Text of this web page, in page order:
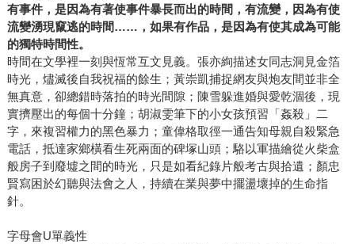
有事件，是因為有著使事件暴長而出的時間，有流變，因為有使
流變湧現竄逃的時間……，如果有作品，是因為有使其成為可能
的獨特時間性。
時間在文學裡一刻與恆常互文見義。張亦絢描述女同志洞見金箔
時光，燼滅後自我祝福的餘生；黃崇凱捕捉網友與炮友間並非全
無真意，卻總錯時落拍的時光間隙；陳雪躲進婚與愛乾涸後，現
實擠壓出的每個十分鐘；胡淑雯筆下的小女孩預習「姦殺」二
字，來複習權力的黑色暴力；童偉格取徑一通告知母親自殺緊急
電話，抵達家鄉橫看生死兩面的碑塚山頭；駱以軍描繪從火柴盒
般房子到廢墟之間的時光，只是如看紀錄片般考古與拾遺；顏忠
賢寫困於幻聽與法會之人，持續在業與夢中擺盪壞掉的生命指
針。
字母會U單義性